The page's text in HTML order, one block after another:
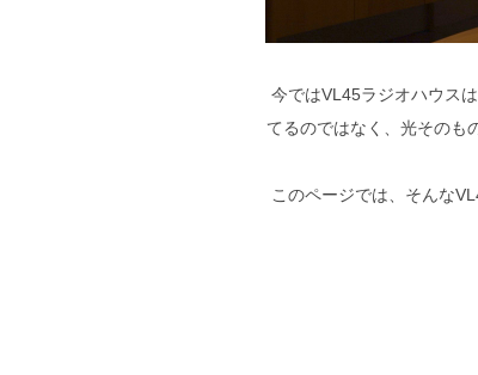
今ではVL45ラジオハウス
てるのではなく、光そのも
このページでは、そんな